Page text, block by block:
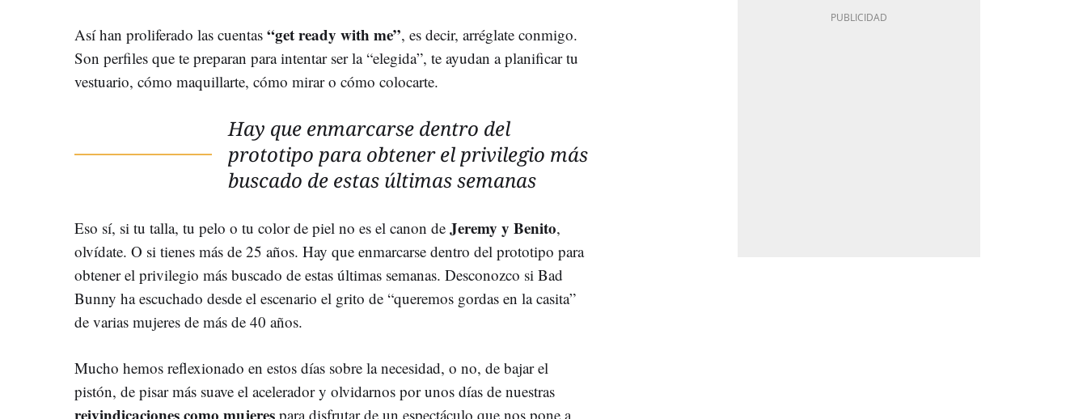
Así han proliferado las cuentas “get ready with me”, es decir, arréglate conmigo.
Son perfiles que te preparan para intentar ser la “elegida”, te ayudan a planificar tu
vestuario, cómo maquillarte, cómo mirar o cómo colocarte.
Hay que enmarcarse dentro del
prototipo para obtener el privilegio más
buscado de estas últimas semanas
Eso sí, si tu talla, tu pelo o tu color de piel no es el canon de Jeremy y Benito,
olvídate. O si tienes más de 25 años. Hay que enmarcarse dentro del prototipo para
obtener el privilegio más buscado de estas últimas semanas. Desconozco si Bad
Bunny ha escuchado desde el escenario el grito de “queremos gordas en la casita”
de varias mujeres de más de 40 años.
Mucho hemos reflexionado en estos días sobre la necesidad, o no, de bajar el
pistón, de pisar más suave el acelerador y olvidarnos por unos días de nuestras
para disfrutar de un espectáculo que nos pone a